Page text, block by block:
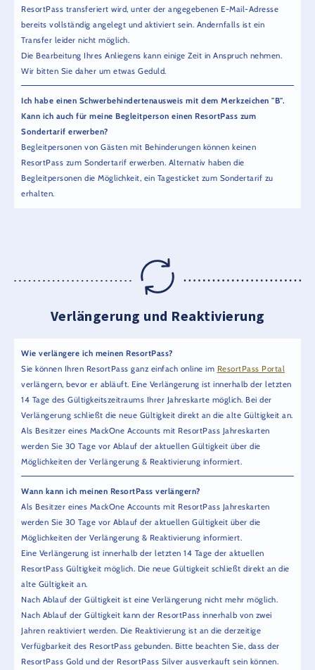
ResortPass transferiert wird, unter der angegebenen E-Mail-Adresse
bereits vollständig angelegt und aktiviert sein. Andernfalls ist ein
Transfer leider nicht möglich.
Die Bearbeitung Ihres Anliegens kann einige Zeit in Anspruch nehmen.
Wir bitten Sie daher um etwas Geduld.
Ich habe einen Schwerbehindertenausweis mit dem Merkzeichen "B".
Kann ich auch für meine Begleitperson einen ResortPass zum
Sondertarif erwerben?
Begleitpersonen von Gästen mit Behinderungen können keinen
ResortPass zum Sondertarif erwerben. Alternativ haben die
Begleitpersonen die Möglichkeit, ein Tagesticket zum Sondertarif zu
erhalten.
Verlängerung und Reaktivierung
Wie verlängere ich meinen ResortPass?
Sie können Ihren ResortPass ganz einfach online im ResortPass Portal
verlängern, bevor er abläuft. Eine Verlängerung ist innerhalb der letzten
14 Tage des Gültigkeitszeitraums Ihrer Jahreskarte möglich. Bei der
Verlängerung schließt die neue Gültigkeit direkt an die alte Gültigkeit an.
Als Besitzer eines MackOne Accounts mit ResortPass Jahreskarten
werden Sie 30 Tage vor Ablauf der aktuellen Gültigkeit über die
Möglichkeiten der Verlängerung & Reaktivierung informiert.
Wann kann ich meinen ResortPass verlängern?
Als Besitzer eines MackOne Accounts mit ResortPass Jahreskarten
werden Sie 30 Tage vor Ablauf der aktuellen Gültigkeit über die
Möglichkeiten der Verlängerung & Reaktivierung informiert.
Eine Verlängerung ist innerhalb der letzten 14 Tage der aktuellen
ResortPass Gültigkeit möglich. Die neue Gültigkeit schließt direkt an die
alte Gültigkeit an.
Nach Ablauf der Gültigkeit ist eine Verlängerung nicht mehr möglich.
Nach Ablauf der Gültigkeit kann der ResortPass innerhalb von zwei
Jahren reaktiviert werden. Die Reaktivierung ist an die derzeitige
Verfügbarkeit des ResortPass gebunden. Bitte beachten Sie, dass der
ResortPass Gold und der ResortPass Silver ausverkauft sein können.